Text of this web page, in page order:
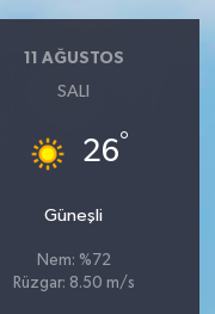
11 AĞUSTOS
SALI
26°
Güneşli
Nem: %72
Rüzgar: 8.50 m/s